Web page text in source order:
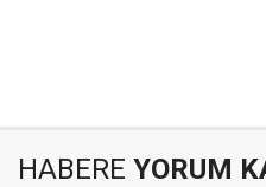
HABERE YORUM